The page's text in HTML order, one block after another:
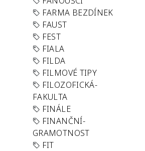
FARMA BEZDÍNEK
FAUST
FEST
FIALA
FILDA
FILMOVÉ TIPY
FILOZOFICKÁ-
FAKULTA
FINÁLE
FINANČNÍ-
GRAMOTNOST
FIT